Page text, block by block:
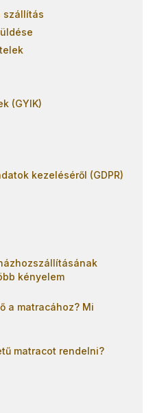
szállítás
(GYIK)
kezeléséről (GDPR)
kényelem
a matracához? Mi
matracot rendelni?